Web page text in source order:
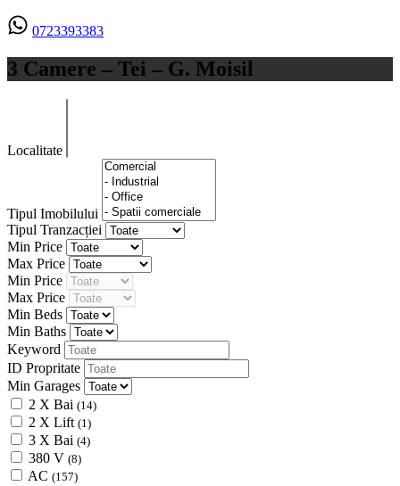
0723393383
3 Camere – Tei – G. Moisil
Localitate
Tipul Imobilului
Tipul Tranzacției
Min Price
Max Price
Min Price
Max Price
Min Beds
Min Baths
Keyword
ID Propritate
Min Garages
2 X Bai (14)
2 X Lift (1)
3 X Bai (4)
380 V (8)
AC (157)